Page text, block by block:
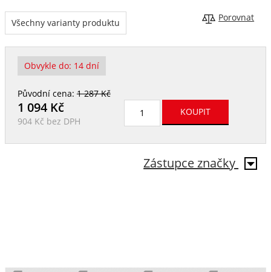
Porovnat
Všechny varianty produktu
Obvykle do: 14 dní
Původní cena:1 287 Kč
1 094Kč
904 Kč bez DPH
Zástupce značky